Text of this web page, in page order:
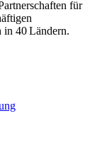
für
in 40 Ländern.